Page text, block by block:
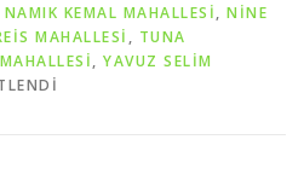
NAMIK KEMAL MAHALLESİ, NİNE
MAHALLESİ , TUNA
, YAVUZ SELİM